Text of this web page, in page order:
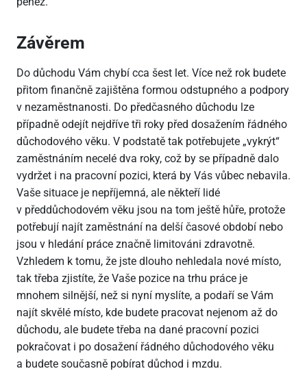
Závěrem
Do důchodu Vám chybí cca šest let. Více než rok budete
přitom finančně zajištěna formou odstupného a podpory
v nezaměstnanosti. Do předčasného důchodu lze
případně odejít nejdříve tři roky před dosažením řádného
důchodového věku. V podstatě tak potřebujete „vykrýt“
zaměstnáním necelé dva roky, což by se případně dalo
vydržet i na pracovní pozici, která by Vás vůbec nebavila.
Vaše situace je nepříjemná, ale někteří lidé
v předdůchodovém věku jsou na tom ještě hůře, protože
potřebují najít zaměstnání na delší časové období nebo
jsou v hledání práce značně limitováni zdravotně.
Vzhledem k tomu, že jste dlouho nehledala nové místo,
tak třeba zjistíte, že Vaše pozice na trhu práce je
mnohem silnější, než si nyní myslíte, a podaří se Vám
najít skvělé místo, kde budete pracovat nejenom až do
důchodu, ale budete třeba na dané pracovní pozici
pokračovat i po dosažení řádného důchodového věku
a budete současně pobírat důchod i mzdu.